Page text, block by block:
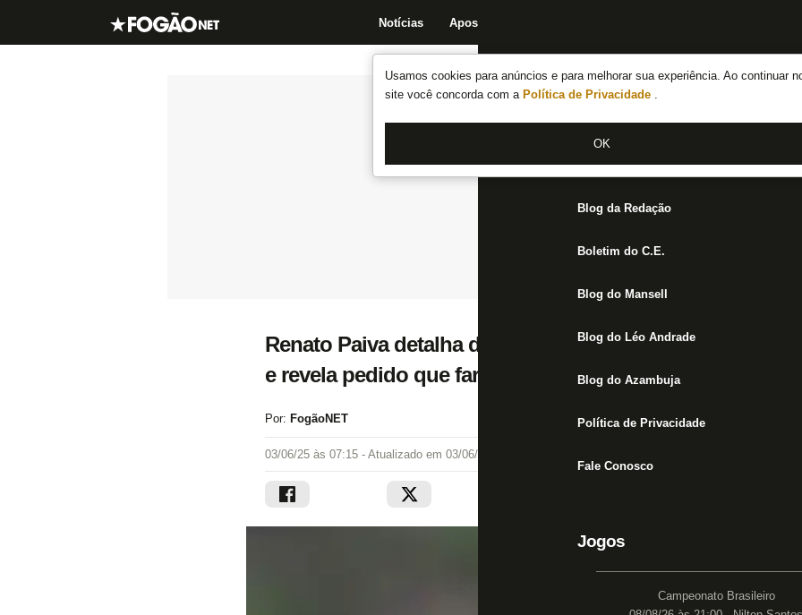
Usamos cookies para anúncios e para melhorar sua experiência. Ao continuar
site você concorda com a Política de Privacidade .
OK
Notícias Apostas
Notícias do Botafogo
Fórum
Jogos
Blog da Redação
Boletim do C.E.
Blog do Mansell
Blog do Léo Andrade
Blog do Azambuja
Política de Privacidade
Fale Conosco
Jogos
Campeonato Brasileiro
Renato Paiva detalha duelos do Botafogo no Super
e revela pedido que fará aos jogadores
Por: FogãoNET
03/06/25 às 07:15 - Atualizado em 03/06/25 às 07:41